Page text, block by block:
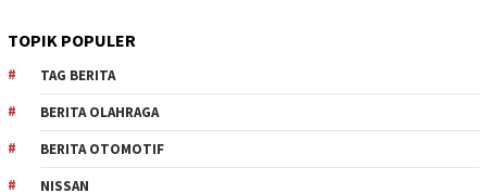
TOPIK POPULER
TAG BERITA
BERITA OLAHRAGA
BERITA OTOMOTIF
NISSAN